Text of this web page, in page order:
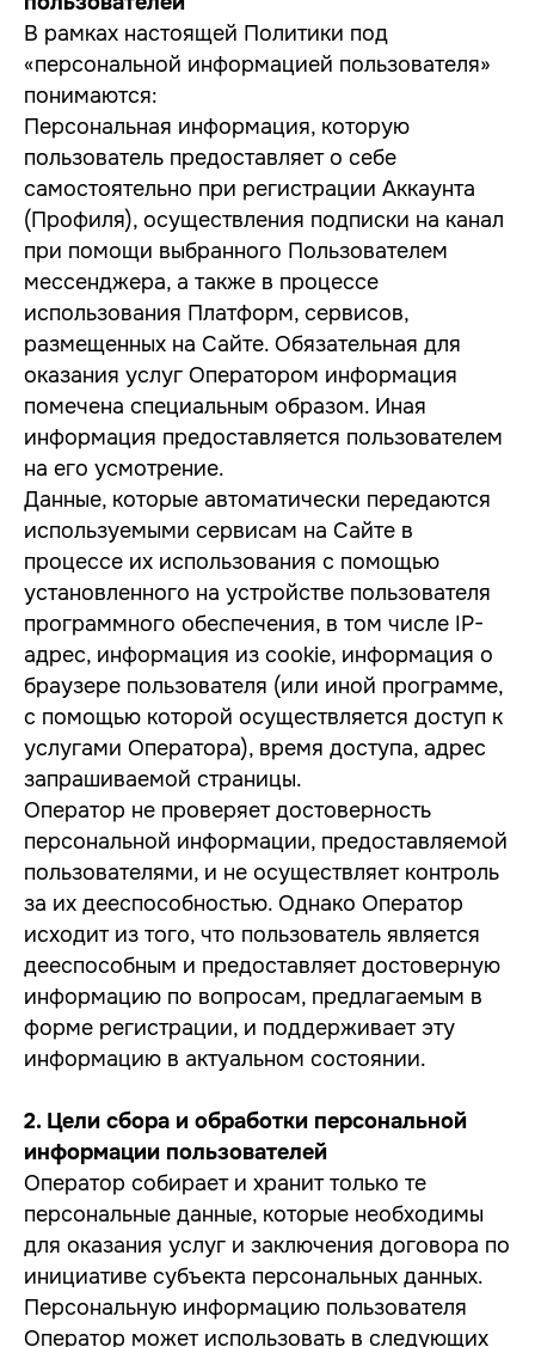
В рамках настоящей Политики под
«персональной информацией пользователя»
понимаются:
Персональная информация, которую
пользователь предоставляет о себе
самостоятельно при регистрации Аккаунта
(Профиля), осуществления подписки на канал
при помощи выбранного Пользователем
мессенджера, а также в процессе
использования Платформ, сервисов,
размещенных на Сайте. Обязательная для
оказания услуг Оператором информация
помечена специальным образом. Иная
информация предоставляется пользователем
на его усмотрение.
Данные, которые автоматически передаются
используемыми сервисам на Сайте в
процессе их использования с помощью
установленного на устройстве пользователя
программного обеспечения, в том числе IP-
адрес, информация из cookie, информация о
браузере пользователя (или иной программе,
с помощью которой осуществляется доступ к
услугами Оператора), время доступа, адрес
запрашиваемой страницы.
Оператор не проверяет достоверность
персональной информации, предоставляемой
пользователями, и не осуществляет контроль
за их дееспособностью. Однако Оператор
исходит из того, что пользователь является
дееспособным и предоставляет достоверную
информацию по вопросам, предлагаемым в
форме регистрации, и поддерживает эту
информацию в актуальном состоянии.
2. Цели сбора и обработки персональной
информации пользователей
Оператор собирает и хранит только те
персональные данные, которые необходимы
для оказания услуг и заключения договора по
инициативе субъекта персональных данных.
Персональную информацию пользователя
Оператор может использовать в следующих